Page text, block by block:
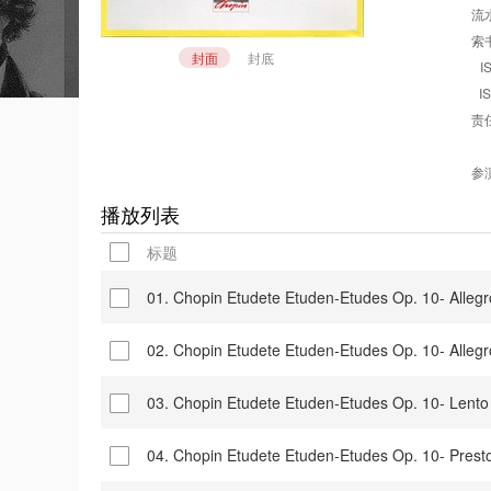
封面 封底
流
索
责
参
播放列表
标题
01. Chopin Etudete Etuden-Etudes Op. 10-
02. Chopin Etudete Etuden-Etudes Op. 10-
03. Chopin Etudete Etuden-Etudes Op. 10-
04. Chopin Etudete Etuden-Etudes Op. 10-